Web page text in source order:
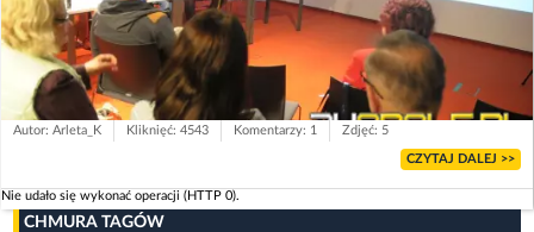
Autor: Arleta_K Kliknięć: 4543 Komentarzy: 1 Zdjęć: 5
CZYTAJ DALEJ >>
Nie udało się wykonać operacji (HTTP 0).
CHMURA TAGÓW